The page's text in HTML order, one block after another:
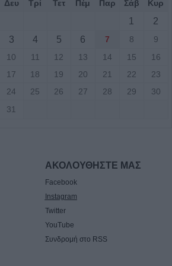
Δευ Τρί Τετ Πέμ Παρ Σάβ Κυρ
1
2
3
4 5 6 7 8
9
10
11 12 13 14 15
16
17
18 19 20 21 22
23
24
25 26 27 28 29
30
31
ΑΚΟΛΟΥΘΗΣΤΕ ΜΑΣ
Facebook
Instagram
Twitter
YouTube
Συνδρομή στο RSS